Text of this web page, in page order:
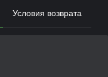
Условия возврата